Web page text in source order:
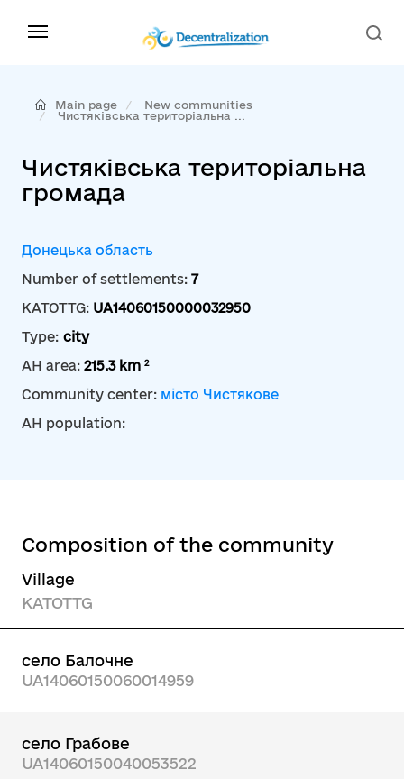
Main page
New communities
Чистяківська територіальна ...
Чистяківська територіальна
громада
Донецька область
Number of settlements: 7
KATOTTG: UA14060150000032950
Type: city
AH area: 215.3 km 2
Community center: місто Чистякове
AH population:
Composition of the community
Village
KATOTTG
село Балочне
UA14060150060014959
село Грабове
UA14060150040053522